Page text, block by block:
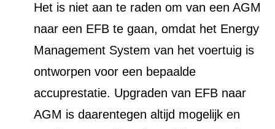
Het is niet aan te raden om van een AGM
naar een EFB te gaan, omdat het Energy
Management System van het voertuig is
ontworpen voor een bepaalde
accuprestatie. Upgraden van EFB naar
AGM is daarentegen altijd mogelijk en